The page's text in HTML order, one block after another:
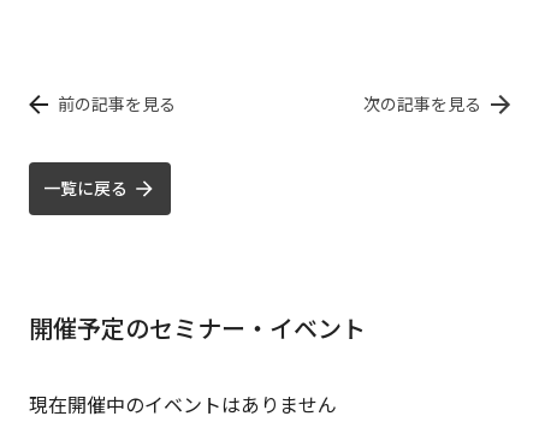
前の記事を見る 次の記事を見る
一覧に戻る
開催予定のセミナー・イベント
現在開催中のイベントはありません